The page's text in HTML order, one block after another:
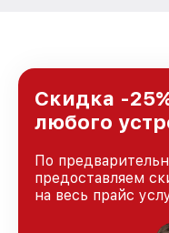
Скидка -
любого
По
предоставляем
на весь прайс